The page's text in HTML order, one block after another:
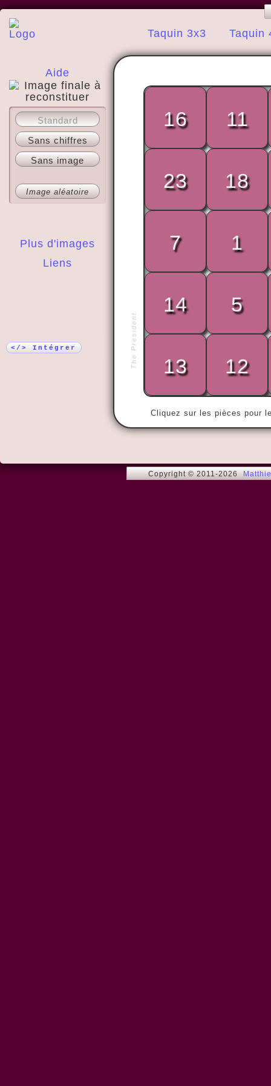
Taquin 3x3 Taquin
Aide
A propos
Plus d'images
Liens
Standard
Sans chiffres
Sans image
Image aléatoire
</> Intégrer The President
Cliquez sur les pièces pour
16 11
23 18
7 1
14 5
13 12
Copyright © 2011-2026